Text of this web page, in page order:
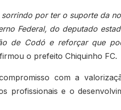
por ter o suporte da
Federal, do deputado
de Codó e reforçar que
o prefeito Chiquinho FC.
com a
profissionais e o